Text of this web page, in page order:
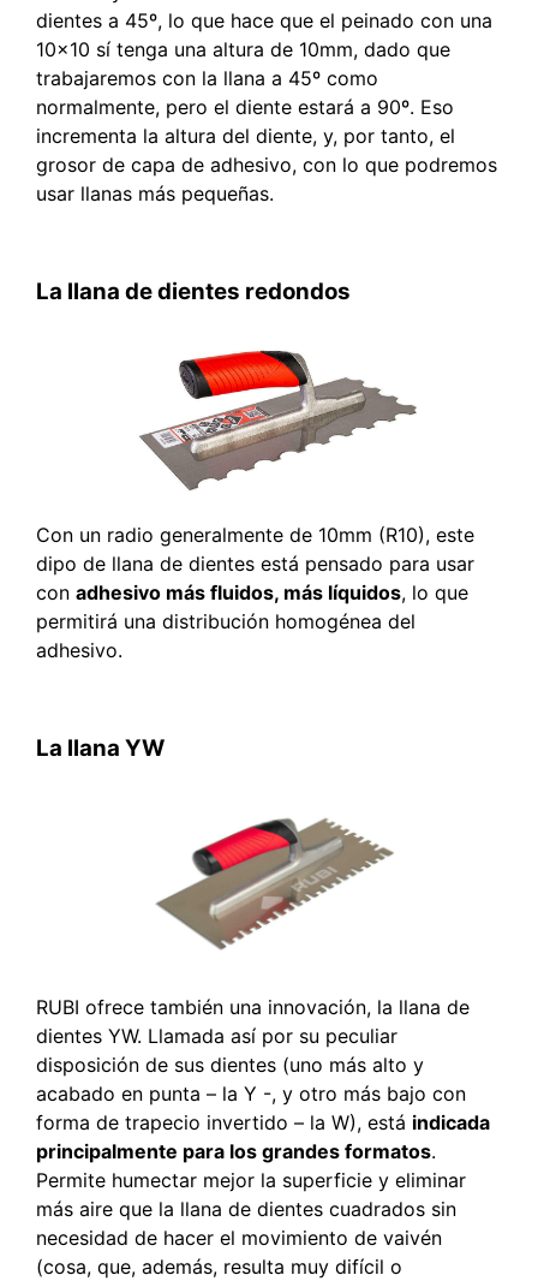
dientes a 45º, lo que hace que el peinado con una
10×10 sí tenga una altura de 10mm, dado que
trabajaremos con la llana a 45º como
normalmente, pero el diente estará a 90º. Eso
incrementa la altura del diente, y, por tanto, el
grosor de capa de adhesivo, con lo que podremos
usar llanas más pequeñas.
La llana de dientes redondos
Con un radio generalmente de 10mm (R10), este
dipo de llana de dientes está pensado para usar
con adhesivo más fluidos, más líquidos, lo que
permitirá una distribución homogénea del
adhesivo.
La llana YW
RUBI ofrece también una innovación, la llana de
dientes YW. Llamada así por su peculiar
disposición de sus dientes (uno más alto y
acabado en punta – la Y -, y otro más bajo con
forma de trapecio invertido – la W), está indicada
principalmente para los grandes formatos.
Permite humectar mejor la superficie y eliminar
más aire que la llana de dientes cuadrados sin
necesidad de hacer el movimiento de vaivén
(cosa, que, además, resulta muy difícil o